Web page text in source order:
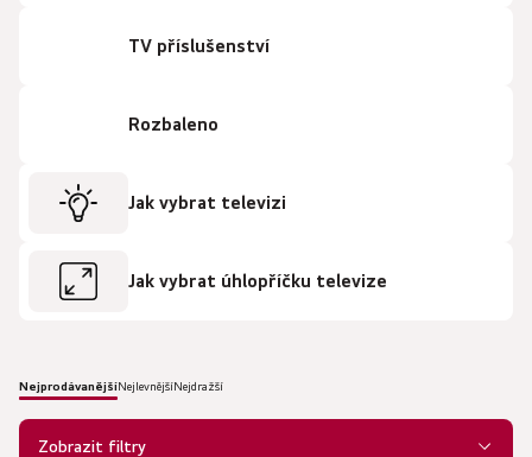
TV příslušenství
Rozbaleno
Jak vybrat televizi
Jak vybrat úhlopříčku televize
Ř
a
NejprodávanějšíNejlevnějšíNejdražší
Zobrazit filtry